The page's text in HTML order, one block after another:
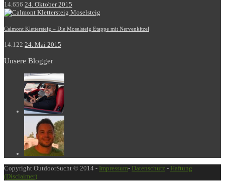
14.656 24. Oktober 2015
Calmont Klettersteig – Die Moselsteig Etappe mit Nervenkitzel
14.122 24. Mai 2015
Unsere Blogger
Copyright OutdoorSucht © 2014 - Impressum- Datenschutz - Haftung
(Disclaimer)